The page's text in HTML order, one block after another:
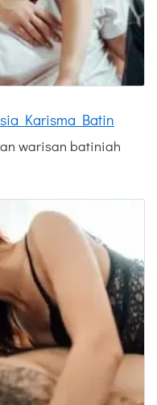
Karisma Batin
warisan batiniah